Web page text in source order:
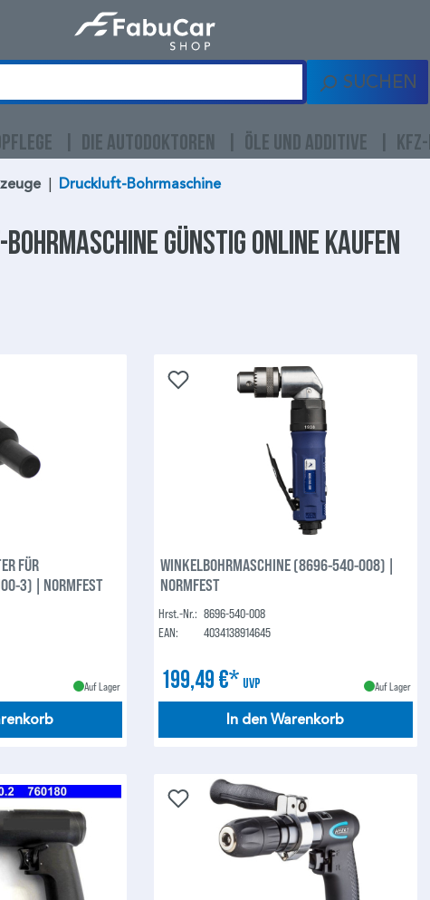
SUCHEN
DIE AUTODOKTOREN ÖLE UND ADDITIVE
Druckluft-Bohrmaschine
günstig online kaufen
FÜR
3) | NORMFEST
Auf Lager
WINKELBOHRMASCHINE (8696-540-008) |
NORMFEST
Hrst.-Nr.: 8696-540-008
EAN:
4034138914645
199,49 €* UVP Auf Lager
In den Warenkorb